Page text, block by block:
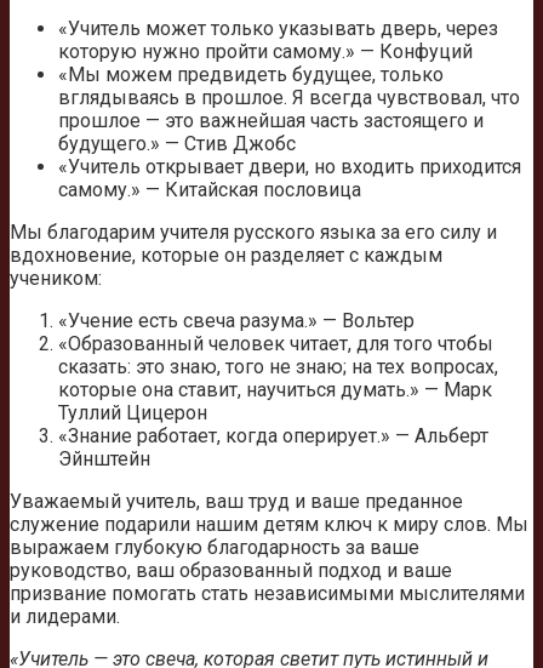
«Учитель может только указывать дверь, через
которую нужно пройти самому.» — Конфуций
«Мы можем предвидеть будущее, только
вглядываясь в прошлое. Я всегда чувствовал, что
прошлое — это важнейшая часть застоящего и
будущего.» — Стив Джобс
«Учитель открывает двери, но входить приходится
самому.» — Китайская пословица
Мы благодарим учителя русского языка за его силу и
вдохновение, которые он разделяет с каждым
учеником:
«Учение есть свеча разума.» — Вольтер
«Образованный человек читает, для того чтобы
сказать: это знаю, того не знаю; на тех вопросах,
которые она ставит, научиться думать.» — Марк
Туллий Цицерон
«Знание работает, когда оперирует.» — Альберт
Эйнштейн
Уважаемый учитель, ваш труд и ваше преданное
служение подарили нашим детям ключ к миру слов. Мы
выражаем глубокую благодарность за ваше
руководство, ваш образованный подход и ваше
призвание помогать стать независимыми мыслителями
и лидерами.
«Учитель — это свеча, которая светит путь истинный и